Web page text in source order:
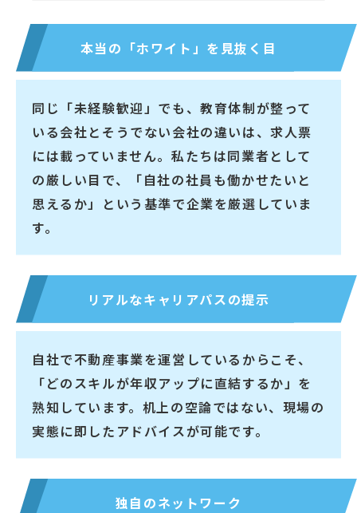
本当の「ホワイト」を見抜く目
同じ「未経験歓迎」でも、教育体制が整って
いる会社とそうでない会社の違いは、求人票
には載っていません。私たちは同業者として
の厳しい目で、「自社の社員も働かせたいと
思えるか」という基準で企業を厳選していま
す。
リアルなキャリアパスの提示
自社で不動産事業を運営しているからこそ、
「どのスキルが年収アップに直結するか」を
熟知しています。机上の空論ではない、現場の
実態に即したアドバイスが可能です。
独自のネットワーク